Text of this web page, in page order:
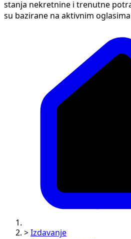
stanja nekretnine i trenutne
su bazirane na aktivnim
> Izdavanje